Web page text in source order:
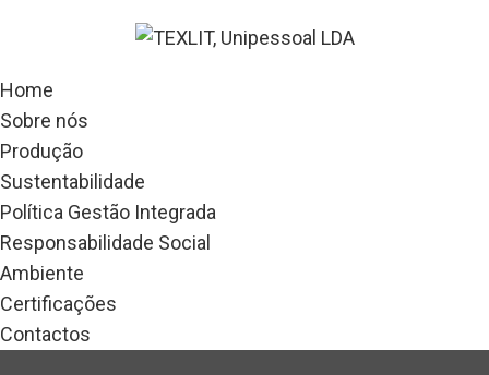
Home
Sobre nós
Produção
Sustentabilidade
Política Gestão Integrada
Responsabilidade Social
Ambiente
Certificações
Contactos